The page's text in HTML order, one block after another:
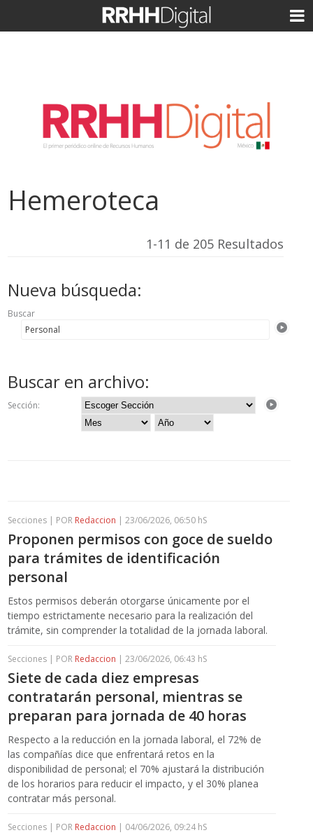
Hemeroteca
1-11 de 205 Resultados
Nueva búsqueda:
Buscar
Buscar en archivo:
Sección:
Secciones | POR Redaccion | 23/06/2026, 06:50 hS
Proponen permisos con goce de sueldo
para trámites de identificación
personal
Estos permisos deberán otorgarse únicamente por el
tiempo estrictamente necesario para la realización del
trámite, sin comprender la totalidad de la jornada laboral.
Secciones | POR Redaccion | 23/06/2026, 06:43 hS
Siete de cada diez empresas
contratarán personal, mientras se
preparan para jornada de 40 horas
Respecto a la reducción en la jornada laboral, el 72% de
las compañías dice que enfrentará retos en la
disponibilidad de personal; el 70% ajustará la distribución
de los horarios para reducir el impacto, y el 30% planea
contratar más personal.
Secciones | POR Redaccion | 04/06/2026, 09:24 hS